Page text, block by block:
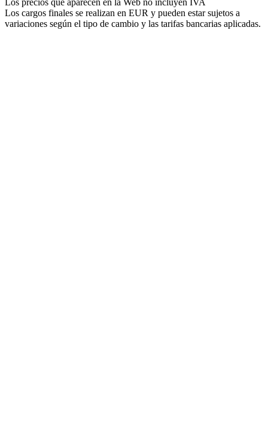
Los cargos finales se realizan en EUR y pueden estar sujetos a
variaciones según el tipo de cambio y las tarifas bancarias aplicadas.